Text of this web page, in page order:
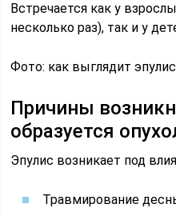
Встречается как у
несколько раз), так и у
Фото: как выглядит
Причины
образуется
Эпулис возникает под
Травмирование